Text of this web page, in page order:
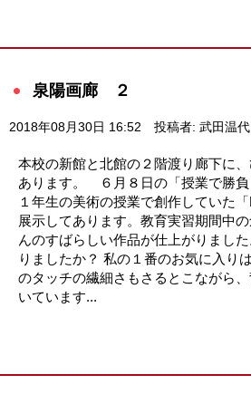
泉陽画廊 ２
2018年08月30日 16:52 投稿者: 武田温代
本校の新館と北館の２階渡り廊下に
あります。 ６月８日の「授業で勝負
１年生の美術の授業で創作していた
展示してあります。教育実習期間中
んのすばらしい作品が仕上がりまし
りましたか？ 私の１番のお気に入り
のタッチの繊細さもさるとこながら
いています...